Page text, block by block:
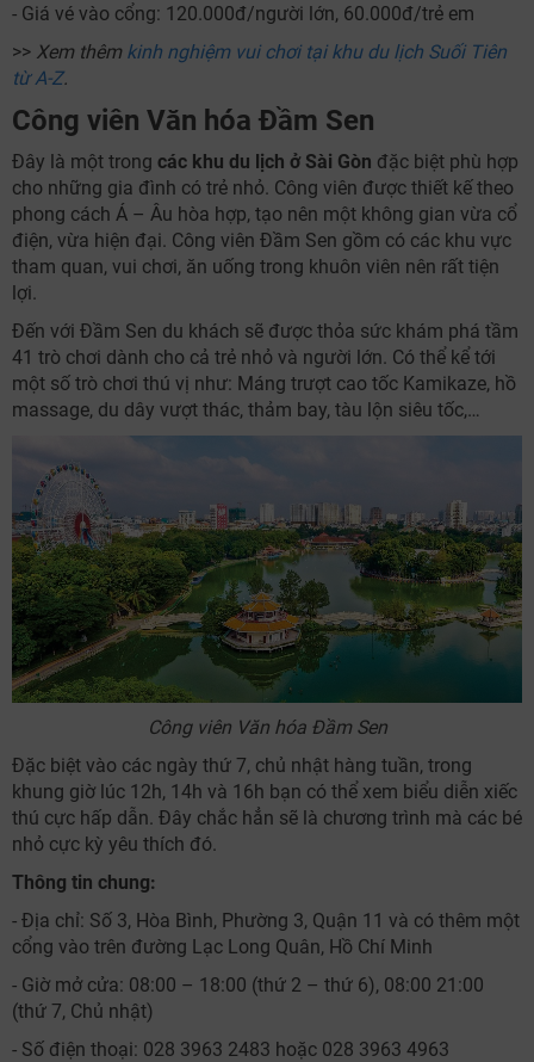
- Giá vé vào cổng: 120.000đ/người lớn, 60.000đ/trẻ em
>> Xem thêm kinh nghiệm vui chơi tại khu du lịch Suối Tiên
từ A-Z.
Công viên Văn hóa Đầm Sen
Đây là một trong các khu du lịch ở Sài Gòn đặc biệt phù hợp
cho những gia đình có trẻ nhỏ. Công viên được thiết kế theo
phong cách Á – Âu hòa hợp, tạo nên một không gian vừa cổ
điện, vừa hiện đại. Công viên Đầm Sen gồm có các khu vực
tham quan, vui chơi, ăn uống trong khuôn viên nên rất tiện
lợi.
Đến với Đầm Sen du khách sẽ được thỏa sức khám phá tầm
41 trò chơi dành cho cả trẻ nhỏ và người lớn. Có thể kể tới
một số trò chơi thú vị như: Máng trượt cao tốc Kamikaze, hồ
massage, du dây vượt thác, thảm bay, tàu lộn siêu tốc,…
Công viên Văn hóa Đầm Sen
Đặc biệt vào các ngày thứ 7, chủ nhật hàng tuần, trong
khung giờ lúc 12h, 14h và 16h bạn có thể xem biểu diễn xiếc
thú cực hấp dẫn. Đây chắc hẳn sẽ là chương trình mà các bé
nhỏ cực kỳ yêu thích đó.
Thông tin chung:
- Địa chỉ: Số 3, Hòa Bình, Phường 3, Quận 11 và có thêm một
cổng vào trên đường Lạc Long Quân, Hồ Chí Minh
- Giờ mở cửa: 08:00 – 18:00 (thứ 2 – thứ 6), 08:00 21:00
(thứ 7, Chủ nhật)
- Số điện thoại: 028 3963 2483 hoặc 028 3963 4963